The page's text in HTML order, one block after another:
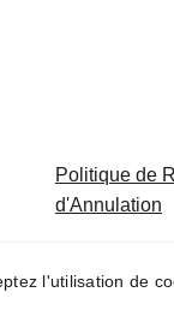
Politique de
d'Annulation
l'utilisation de